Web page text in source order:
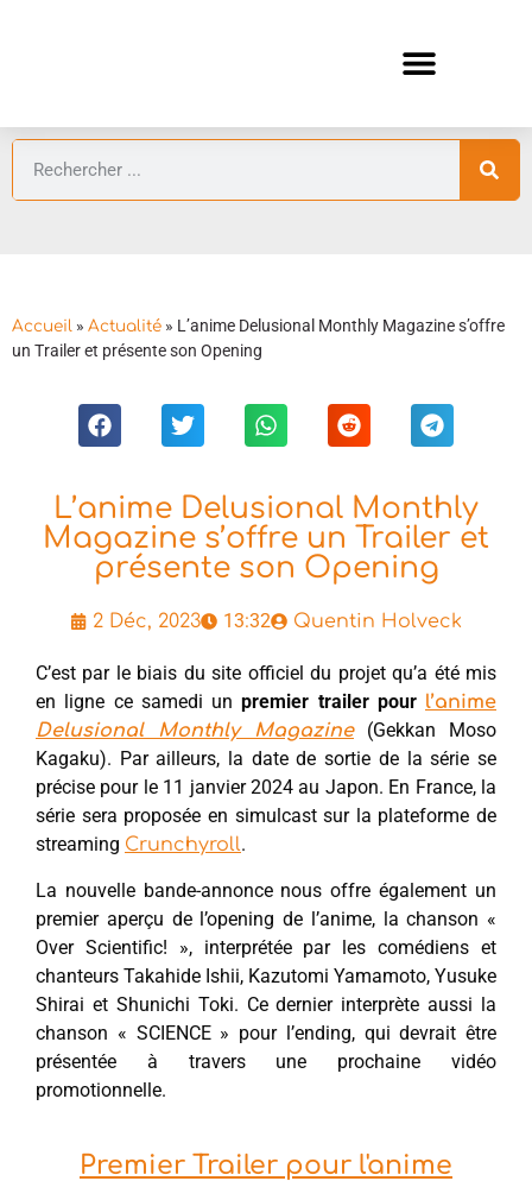
Accueil » Actualité » L’anime Delusional Monthly Magazine s’offre
un Trailer et présente son Opening
L’anime Delusional Monthly
Magazine s’offre un Trailer et
présente son Opening
2 Déc, 2023 13:32 Quentin Holveck
C’est par le biais du site officiel du projet qu’a été mis
en ligne ce samedi unpremier trailer pour l’anime
Delusional Monthly Magazine(Gekkan Moso
Kagaku). Par ailleurs, la date de sortie de la série se
précise pour le 11 janvier 2024 au Japon. En France, la
série sera proposée en simulcast sur la plateforme de
streaming Crunchyroll.
La nouvelle bande-annonce nous offre également un
premier aperçu de l’opening de l’anime, la chanson «
Over Scientific! », interprétée par les comédiens et
chanteurs Takahide Ishii, Kazutomi Yamamoto, Yusuke
Shirai et Shunichi Toki. Ce dernier interprète aussi la
chanson « SCIENCE » pour l’ending, qui devrait être
présentée à travers une prochaine vidéo
promotionnelle.
Premier Trailer pour l'anime